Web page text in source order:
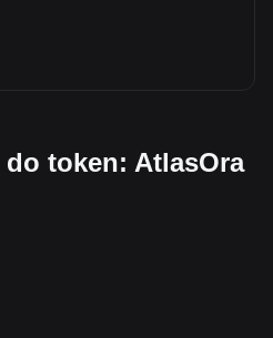
token: AtlasOra